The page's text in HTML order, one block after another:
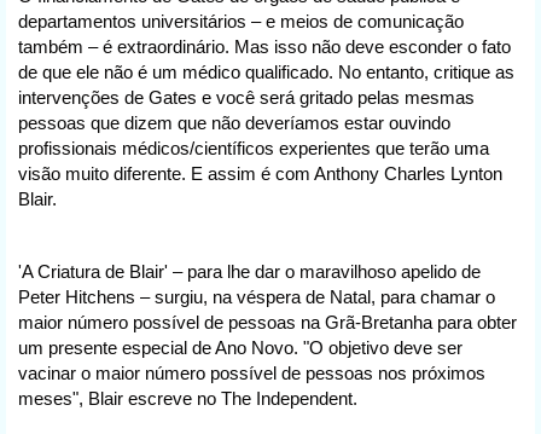
departamentos universitários – e meios de comunicação
também – é extraordinário. Mas isso não deve esconder o fato
de que ele não é um médico qualificado. No entanto, critique as
intervenções de Gates e você será gritado pelas mesmas
pessoas que dizem que não deveríamos estar ouvindo
profissionais médicos/científicos experientes que terão uma
visão muito diferente. E assim é com Anthony Charles Lynton
Blair.
'A Criatura de Blair' – para lhe dar o maravilhoso apelido de
Peter Hitchens – surgiu, na véspera de Natal, para chamar o
maior número possível de pessoas na Grã-Bretanha para obter
um presente especial de Ano Novo. "O objetivo deve ser
vacinar o maior número possível de pessoas nos próximos
meses", Blair escreve no The Independent.